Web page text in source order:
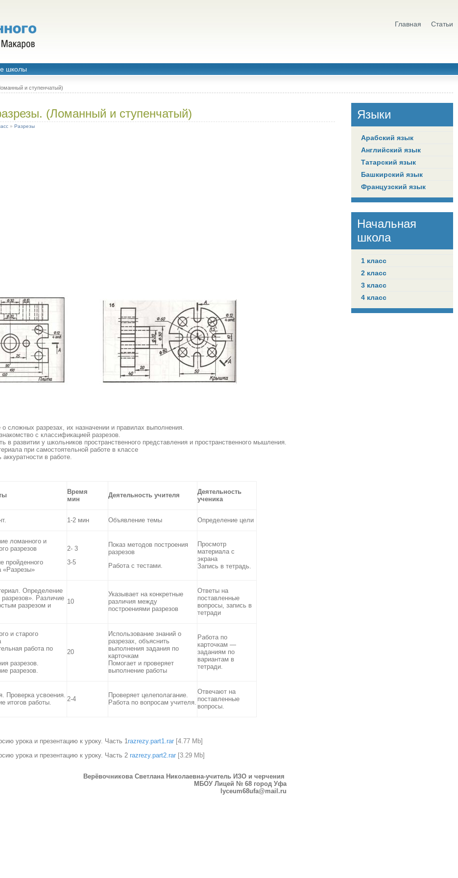
Главная Статьи
школы
и ступенчатый)
(Ломанный и ступенчатый)
» Разрезы
о сложных разрезах, их назначении и правилах выполнения.
с классификацией разрезов.
в развитии у школьников пространственного представления и пространственного мышления.
при самостоятельной работе в классе
аккуратности в работе.
Время
мин
Деятельность учителя
Деятельность
ученика
1-2 мин Объявление темы Определение цели
ломанного и
разрезов
пройденного
«Разрезы»
2- 3
3-5
Показ методов построения
разрезов
Работа с тестами.
Просмотр
материала с
экрана
Запись в тетрадь.
Определение
Различие
разрезом и
10
Указывает на конкретные
различия между
построениями разрезов
Ответы на
поставленные
вопросы, запись в
тетради
и старого
работа по
разрезов.
разрезов.
20
Использование знаний о
разрезах, объяснить
выполнения задания по
карточкам
Помогает и проверяет
выполнение работы
Работа по
карточкам —
заданиям по
вариантам в
тетради.
Проверка усвоения.
итогов работы.
2-4
Проверяет целеполагание.
Работа по вопросам учителя.
Отвечают на
поставленные
вопросы.
урока и презентацию к уроку. Часть 1razrezy.part1.rar [4.77 Mb]
урока и презентацию к уроку. Часть 2 razrezy.part2.rar [3.29 Mb]
Верёвочникова Светлана Николаевна-учитель ИЗО и черчения
МБОУ Лицей № 68 город Уфа
lyceum68ufa@mail.ru
Языки
Арабский язык
Английский язык
Татарский язык
Башкирский язык
Французский язык
Начальная
школа
1 класс
2 класс
3 класс
4 класс